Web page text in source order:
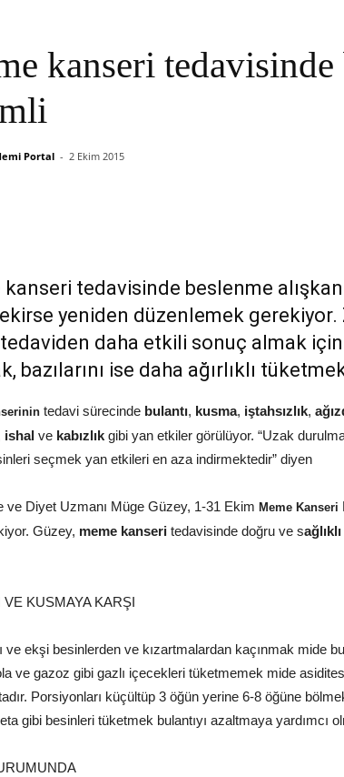
kanseri
Portal - 2 Ekim 2015
kanseri tedavisinde beslenme
yeniden düzenlemek
daha etkili sonuç almak
bazılarını ise daha ağırlıklı
tedavi sürecinde bulantı, kusma, iştahsızlık,
ishal ve kabızlık gibi yan etkiler görülüyor. “Uzak
seçmek yan etkileri en aza indirmektedir” diyen
ve Diyet Uzmanı Müge Güzey, 1-31 Ekim Meme Kanseri
Güzey, meme kanseri tedavisinde doğru ve s
VE KUSMAYA KARŞI
ve ekşi besinlerden ve kızartmalardan kaçınmak mide
ve gazoz gibi gazlı içecekleri tüketmemek mide
Porsiyonları küçültüp 3 öğün yerine 6-8 öğüne
gibi besinleri tüketmek bulantıyı azaltmaya yardımcı